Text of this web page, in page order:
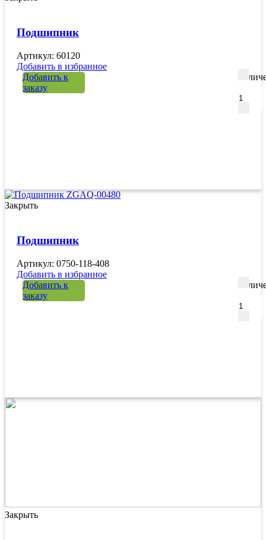
Подшипник
Артикул: 60120
Добавить в избранное
Добавить к
заказу
Закрыть
Подшипник
Артикул: 0750-118-408
Добавить в избранное
Добавить к
заказу
Закрыть